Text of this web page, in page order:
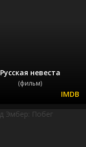
Русская невеста
(фильм)